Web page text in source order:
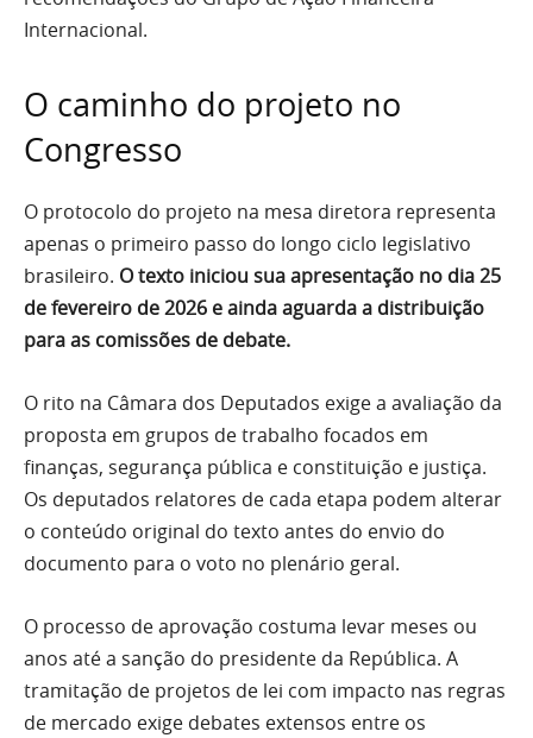
Internacional.
O caminho do projeto no
Congresso
O protocolo do projeto na mesa diretora representa
apenas o primeiro passo do longo ciclo legislativo
brasileiro. O texto iniciou sua apresentação no dia 25
de fevereiro de 2026 e ainda aguarda a distribuição
para as comissões de debate.
O rito na Câmara dos Deputados exige a avaliação da
proposta em grupos de trabalho focados em
finanças, segurança pública e constituição e justiça.
Os deputados relatores de cada etapa podem alterar
o conteúdo original do texto antes do envio do
documento para o voto no plenário geral.
O processo de aprovação costuma levar meses ou
anos até a sanção do presidente da República. A
tramitação de projetos de lei com impacto nas regras
de mercado exige debates extensos entre os